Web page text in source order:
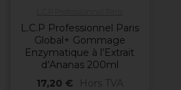
L.C.P Professionnel Paris
Global+ Gommage
Enzymatique à l’Extrait
d’Ananas 200ml
17,20 €
Hors TVA